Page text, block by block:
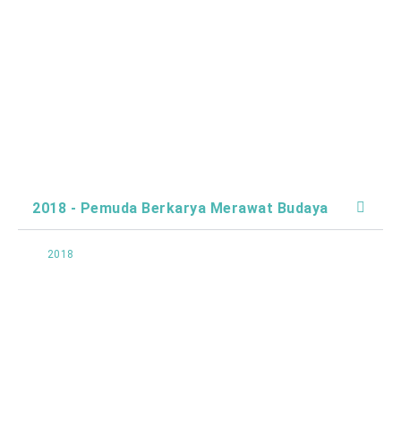
2018 - Pemuda Berkarya Merawat Budaya
2018